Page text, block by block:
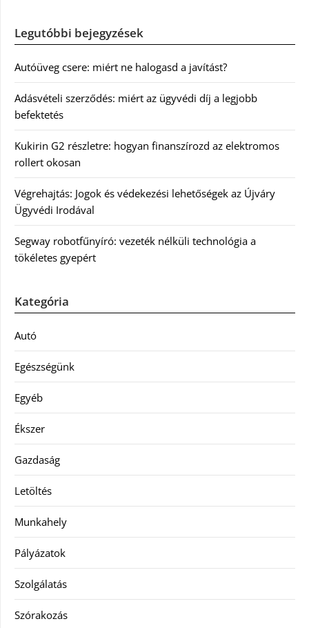
Legutóbbi bejegyzések
Autóüveg csere: miért ne halogasd a javítást?
Adásvételi szerződés: miért az ügyvédi díj a legjobb
befektetés
Kukirin G2 részletre: hogyan finanszírozd az elektromos
rollert okosan
Végrehajtás: Jogok és védekezési lehetőségek az Újváry
Ügyvédi Irodával
Segway robotfűnyíró: vezeték nélküli technológia a
tökéletes gyepért
Kategória
Autó
Egészségünk
Egyéb
Ékszer
Gazdaság
Letöltés
Munkahely
Pályázatok
Szolgálatás
Szórakozás